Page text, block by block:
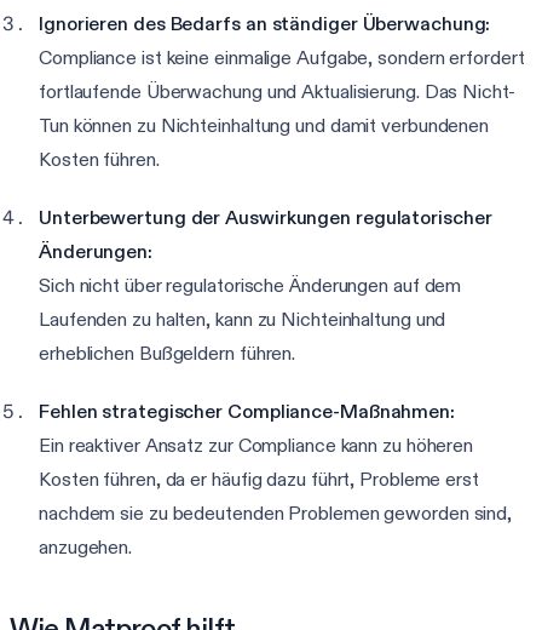
Ignorieren des Bedarfs an ständiger Überwachung:
Compliance ist keine einmalige Aufgabe, sondern erfordert
fortlaufende Überwachung und Aktualisierung. Das Nicht-
Tun können zu Nichteinhaltung und damit verbundenen
Kosten führen.
Unterbewertung der Auswirkungen regulatorischer
Änderungen:
Sich nicht über regulatorische Änderungen auf dem
Laufenden zu halten, kann zu Nichteinhaltung und
erheblichen Bußgeldern führen.
Fehlen strategischer Compliance-Maßnahmen:
Ein reaktiver Ansatz zur Compliance kann zu höheren
Kosten führen, da er häufig dazu führt, Probleme erst
nachdem sie zu bedeutenden Problemen geworden sind,
anzugehen.